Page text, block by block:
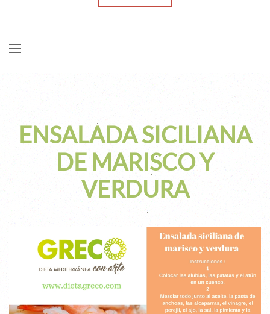
ENSALADA SICILIANA
DE MARISCO Y
VERDURA